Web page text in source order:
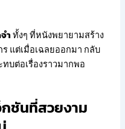
ำทั้งๆ ที่หนังพยายามสร้าง
แต่เมื่อเฉลยออกมา กลับ
บต่อเรื่องราวมากพอ
ชันที่สวยงาม